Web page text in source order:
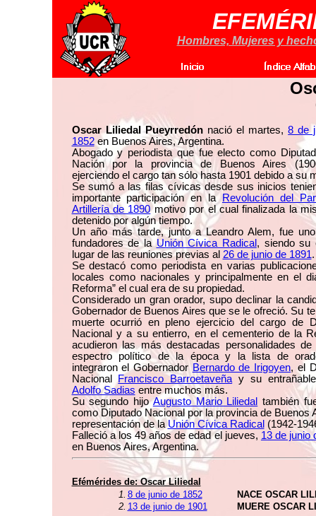
Hombres, Mujeres y
Oscar Liliedal Pueyrredónnació el martes,8 de
1852en Buenos Aires, Argentina.
Abogado y periodista que fue electo como
Nación por la provincia de Buenos Aires
ejerciendo el cargo tan sólo hasta 1901 debido a su
Se sumó a las filas cívicas desde sus inicios
importante participación en la Revolución del
Artillería de 1890motivo por el cual finalizada la
detenido por algún tiempo.
Un año más tarde, junto a Leandro Alem, fue
fundadores de laUnión Cívica Radical , siendo su
lugar de las reuniones previas al 26 de junio de 1891.
Se destacó como periodista en varias
locales como nacionales y principalmente en el
Reforma” el cual era de su propiedad.
Considerado un gran orador, supo declinar la
Gobernador de Buenos Aires que se le ofreció. Su
muerte ocurrió en pleno ejercicio del cargo de
Nacional y a su entierro, en el cementerio de la
acudieron las más destacadas personalidades
espectro político de la época y la lista de
integraron el Gobernador Bernardo de Irigoyen, el
NacionalFrancisco Barroetaveña y su
Adolfo Sadias entre muchos más.
Su segundo hijoAugusto Mario Liliedal
también
como Diputado Nacional por la provincia de Buenos
representación de la Unión Cívica Radical (1942-
Falleció a los 49 años de edad el jueves, 13 de junio
en Buenos Aires, Argentina.
Efémérides de: Oscar Liliedal
1. 8 de junio de 1852
NACE OSCAR
2. 13 de junio de 1901 MUERE OSCAR